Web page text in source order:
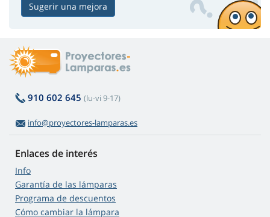
Sugerir una mejora
910 602 645 (lu-vi 9-17)
info@proyectores-lamparas.es
Enlaces de interés
Info
Garantía de las lámparas
Programa de descuentos
Cómo cambiar la lámpara